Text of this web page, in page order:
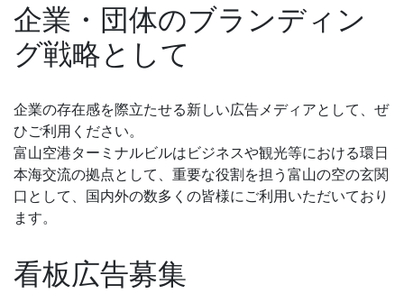
企業・団体のブランディン
グ戦略として
企業の存在感を際立たせる新しい広告メディアとして、ぜ
ひご利用ください。
富山空港ターミナルビルはビジネスや観光等における環日
本海交流の拠点として、重要な役割を担う富山の空の玄関
口として、国内外の数多くの皆様にご利用いただいており
ます。
看板広告募集